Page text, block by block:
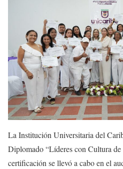
La Institución Universitaria del
Diplomado “Líderes con Cultura de
certificación se llevó a cabo en el